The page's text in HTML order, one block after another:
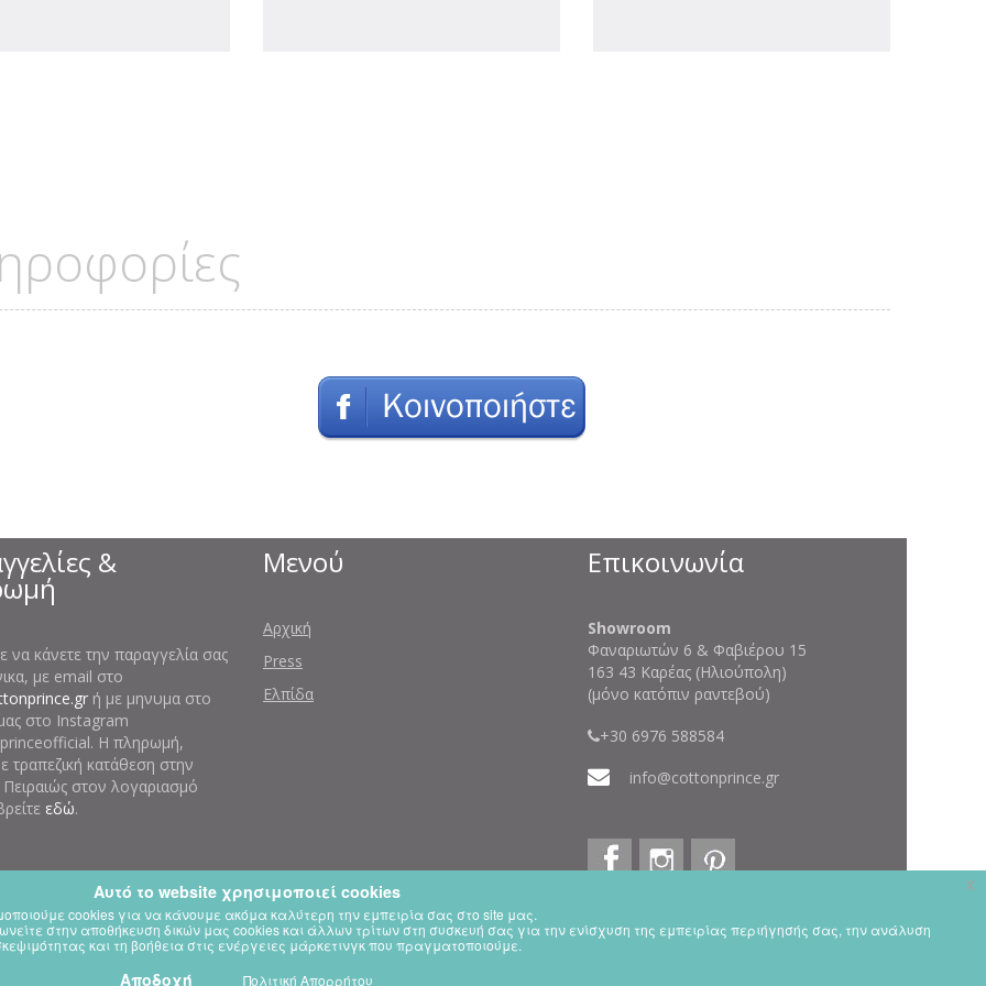
&
να κάνετε την παραγγελία σας
με email στο
ή με μηνυμα στο
στο Instagram
Η πληρωμή,
τραπεζική κατάθεση στην
στον λογαριασμό
εδώ.
Μενού
Αρχική
Press
Ελπίδα
Επικοινωνία
Showroom
Φαναριωτών 6 & Φαβιέρου 15
163 43 Καρέας (Ηλιούπολη)
(μόνο κατόπιν ραντεβού)
+30 6976 588584
info@cottonprince.gr
This website is using cookies.
If you continue using our website, we'll assume that you are happy to receive all cookies on this website.
Continue Learn more
Αυτό το website χρησιμοποιεί cookies
cookies για να κάνουμε ακόμα καλύτερη την εμπειρία σας στο site μας.
στην αποθήκευση δικών μας cookies και άλλων τρίτων στη συσκευή σας για την ενίσχυση της εμπειρίας περιήγησής σας, την ανάλυση
και τη βοήθεια στις ενέργειες μάρκετινγκ που πραγματοποιούμε.
Αποδοχή Πολιτική Απορρήτου
x